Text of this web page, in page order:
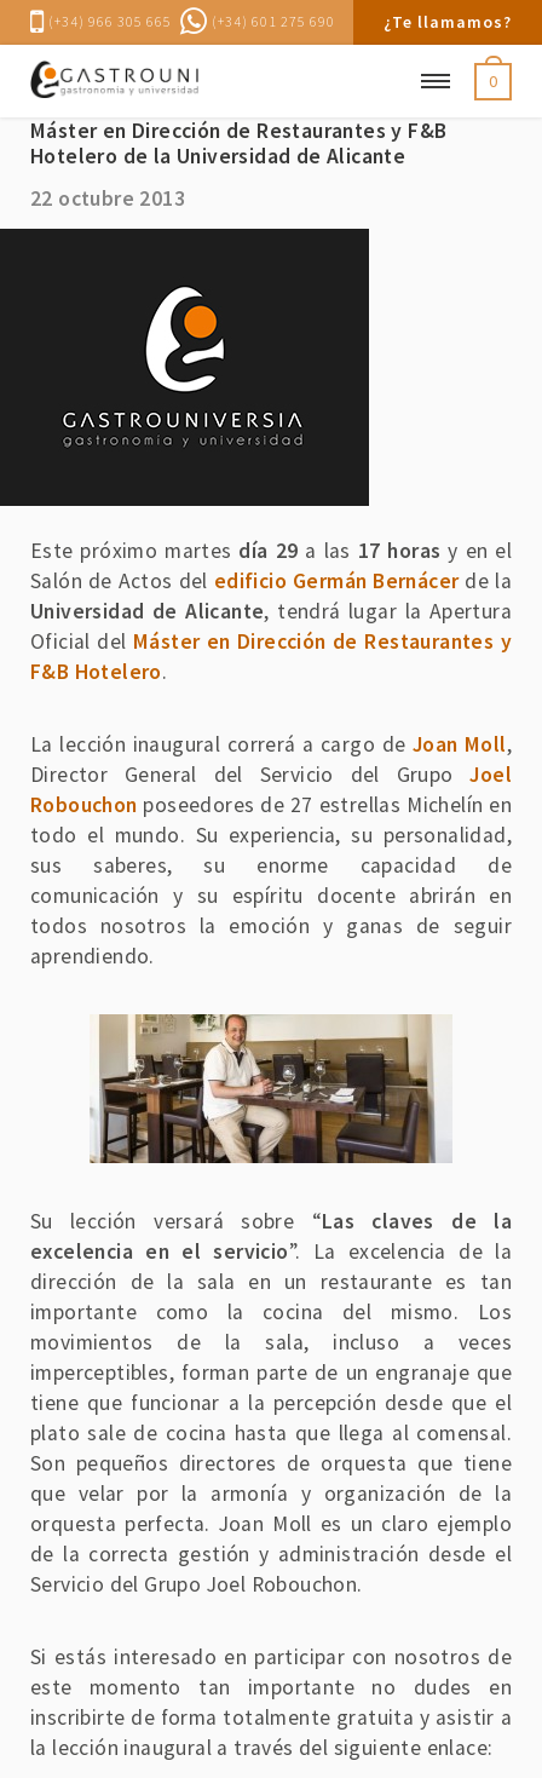
(+34) 966 305 665 (+34) 601 275 690 ¿Te llamamos?
0
Joan Moll impartirá la lección inaugural del
Máster en Dirección de Restaurantes y F&B
Hotelero de la Universidad de Alicante
22 octubre 2013
Este próximo martes día 29 a las 17 horas y en el
Salón de Actos del edificio Germán Bernácerde la
Universidad de Alicante, tendrá lugar la Apertura
Oficial del Máster en Dirección de Restaurantes y
F&B Hotelero.
La lección inaugural correrá a cargo de Joan Moll,
Director General del Servicio del Grupo Joel
Robouchon poseedores de 27 estrellas Michelín en
todo el mundo. Su experiencia, su personalidad,
sus saberes, su enorme capacidad de
comunicación y su espíritu docente abrirán en
todos nosotros la emoción y ganas de seguir
aprendiendo.
Su lección versará sobre “Las claves de la
excelencia en el servicio”. La excelencia de la
dirección de la sala en un restaurante es tan
importante como la cocina del mismo. Los
movimientos de la sala, incluso a veces
imperceptibles, forman parte de un engranaje que
tiene que funcionar a la percepción desde que el
plato sale de cocina hasta que llega al comensal.
Son pequeños directores de orquesta que tiene
que velar por la armonía y organización de la
orquesta perfecta. Joan Moll es un claro ejemplo
de la correcta gestión y administración desde el
Servicio del Grupo Joel Robouchon.
Si estás interesado en participar con nosotros de
este momento tan importante no dudes en
inscribirte de forma totalmente gratuita y asistir a
la lección inaugural a través del siguiente enlace: